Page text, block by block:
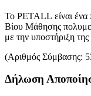
Το PETALL είναι
Βίου Μάθησης
με την υποστήριξη
(Αριθμός Σύμβασης:
Δήλωση